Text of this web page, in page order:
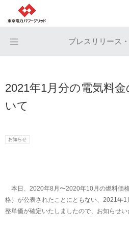
プレスリリース
2021年1月分の電気料
いて
お知らせ
本日、2020年8月〜2020年10月の燃料価
格）が公表されたことにともない、2021年
整単価が確定いたしましたので、お知らせい